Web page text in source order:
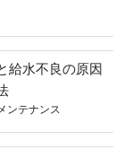
給水不良の原因
ンテナンス